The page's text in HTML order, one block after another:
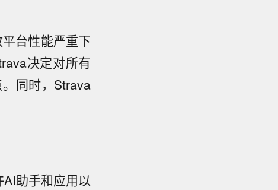
台性能严重下
决定对所有
同时，Strava
助手和应用以